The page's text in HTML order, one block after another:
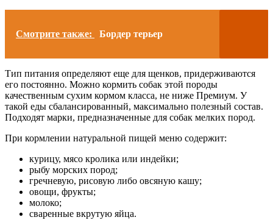
Смотрите также: Бордер терьер
Тип питания определяют еще для щенков, придерживаются
его постоянно. Можно кормить собак этой породы
качественным сухим кормом класса, не ниже Премиум. У
такой еды сбалансированный, максимально полезный состав.
Подходят марки, предназначенные для собак мелких пород.
При кормлении натуральной пищей меню содержит:
курицу, мясо кролика или индейки;
рыбу морских пород;
гречневую, рисовую либо овсяную кашу;
овощи, фрукты;
молоко;
сваренные вкрутую яйца.